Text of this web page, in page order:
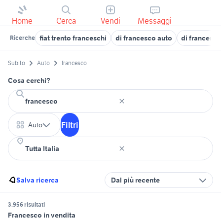
Home Cerca Vendi Messaggi
Ricerche fiat trento franceschi di francesco auto di
Subito Auto francesco
Cosa cerchi?
Auto Filtri
Salva ricerca Dal più recente
3.956 risultati
Francesco in vendita